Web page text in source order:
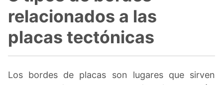
relacionados a las
placas tectónicas
Los bordes de placas son lugares que sirven